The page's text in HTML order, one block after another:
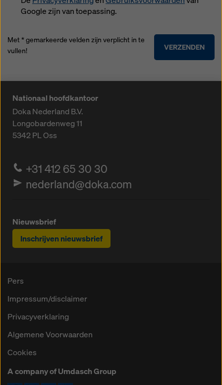
Google zijn van toepassing.
VERZENDEN
Met * gemarkeerde velden zijn verplicht in te
vullen!
Nationaal hoofdkantoor
Doka Nederland B.V.
Longobardenweg 11
5342 PLOss
+31 412 65 30 30
nederland@doka.com
Nieuwsbrief
Inschrijven nieuwsbrief
Pers
Impressum/disclaimer
Privacyverklaring
Algemene Voorwaarden
Cookies
A company of Umdasch Group